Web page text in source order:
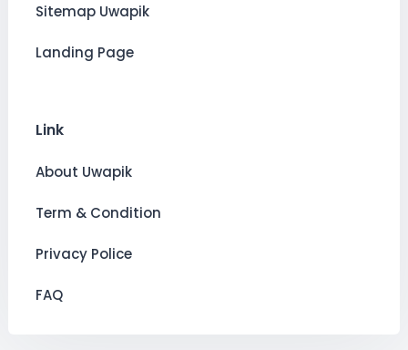
Sitemap Uwapik
Landing Page
Link
About Uwapik
Term & Condition
Privacy Police
FAQ